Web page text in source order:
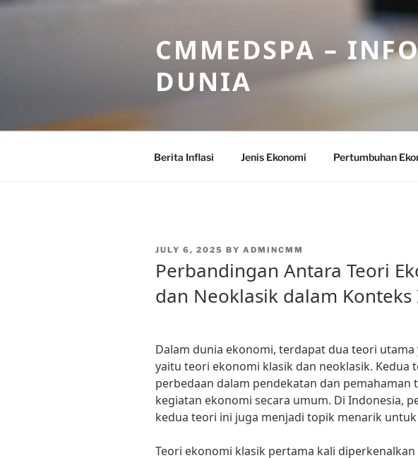
Skip
CMMEDSPA –
DUNIA
Berita Inflasi Jenis Ekonomi Pertumbuhan
POSTED
JULY 6, 2025 BY ADMINCMM
Perbandingan Antara Teori
dan Neoklasik dalam
Dalam dunia ekonomi, terdapat dua teori utama
yaitu teori ekonomi klasik dan neoklasik. Kedua
perbedaan dalam pendekatan dan pemahaman
kegiatan ekonomi secara umum. Di Indonesia,
kedua teori ini juga menjadi topik menarik untuk
Teori ekonomi klasik pertama kali diperkenalkan